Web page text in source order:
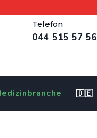
Telefon
044 515 57 56
🇩🇪